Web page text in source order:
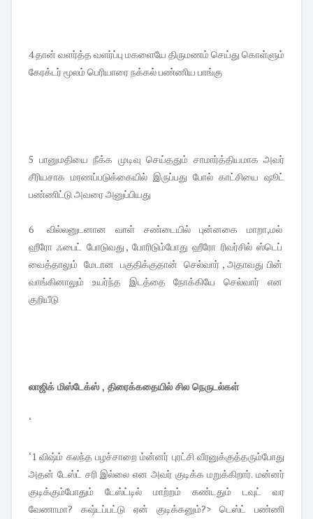
4 தான் வளர்த்த வளர்ப்பு மகளையே திருமணம் செய்து கொள்ளும்
கேரக்டர் மூலம் பெரியாரை நக்கல் பண்ணிய பாங்கு
5 பானுமதியை நீக்க முடிவு செய்ததும் சாமார்த்தியமாக அவர்
சீரியசாக மரணப்படுக்கையில் இருப்பது போல் காட்சியை ஷூட்
பண்ணிட்டு அவரை அனுப்பியது
6 வில்லனுடனான வாள் சண்டையில் புன்னகை மாறா,மல்
ஹீரோ ஃபைட் போடுவது , போரிடும்போது ஹீரோ ரிவர்சில் ஸ்டெப்
வைத்தாலும் மேடான பகுதிக்குதான் செல்வார் , அதாவது பின்
வாங்கினாலும் உயர்ந்த இடத்தை நோக்கியே செல்வார் என
குறியீடு
லாஜிக் மிஸ்டேக்ஸ் , திரைக்கதையில் சில நெருடல்கள்
‘
‘1 விஷ்ம் கலந்த பழச்சாறை ம்ன்னர் புரட்சி வீரனுக்குத்தரும்போது
அதன் டேஸ்ட் சரி இல்லை என அவர் குடிக்க மறுக்கிறார். மன்னர்
குடிக்கும்போதும் டேஸ்ட்டில் மாற்றம் கண்டதும் டவுட் வர
வேணாமா? கஷ்டப்பட்டு ஏன் குடிக்கனும்?> டெஸ்ட் பண்ணி